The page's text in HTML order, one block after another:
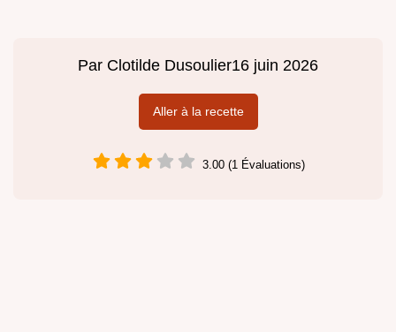
Par Clotilde Dusoulier16 juin 2026
Aller à la recette
3.00 (1 Évaluations)